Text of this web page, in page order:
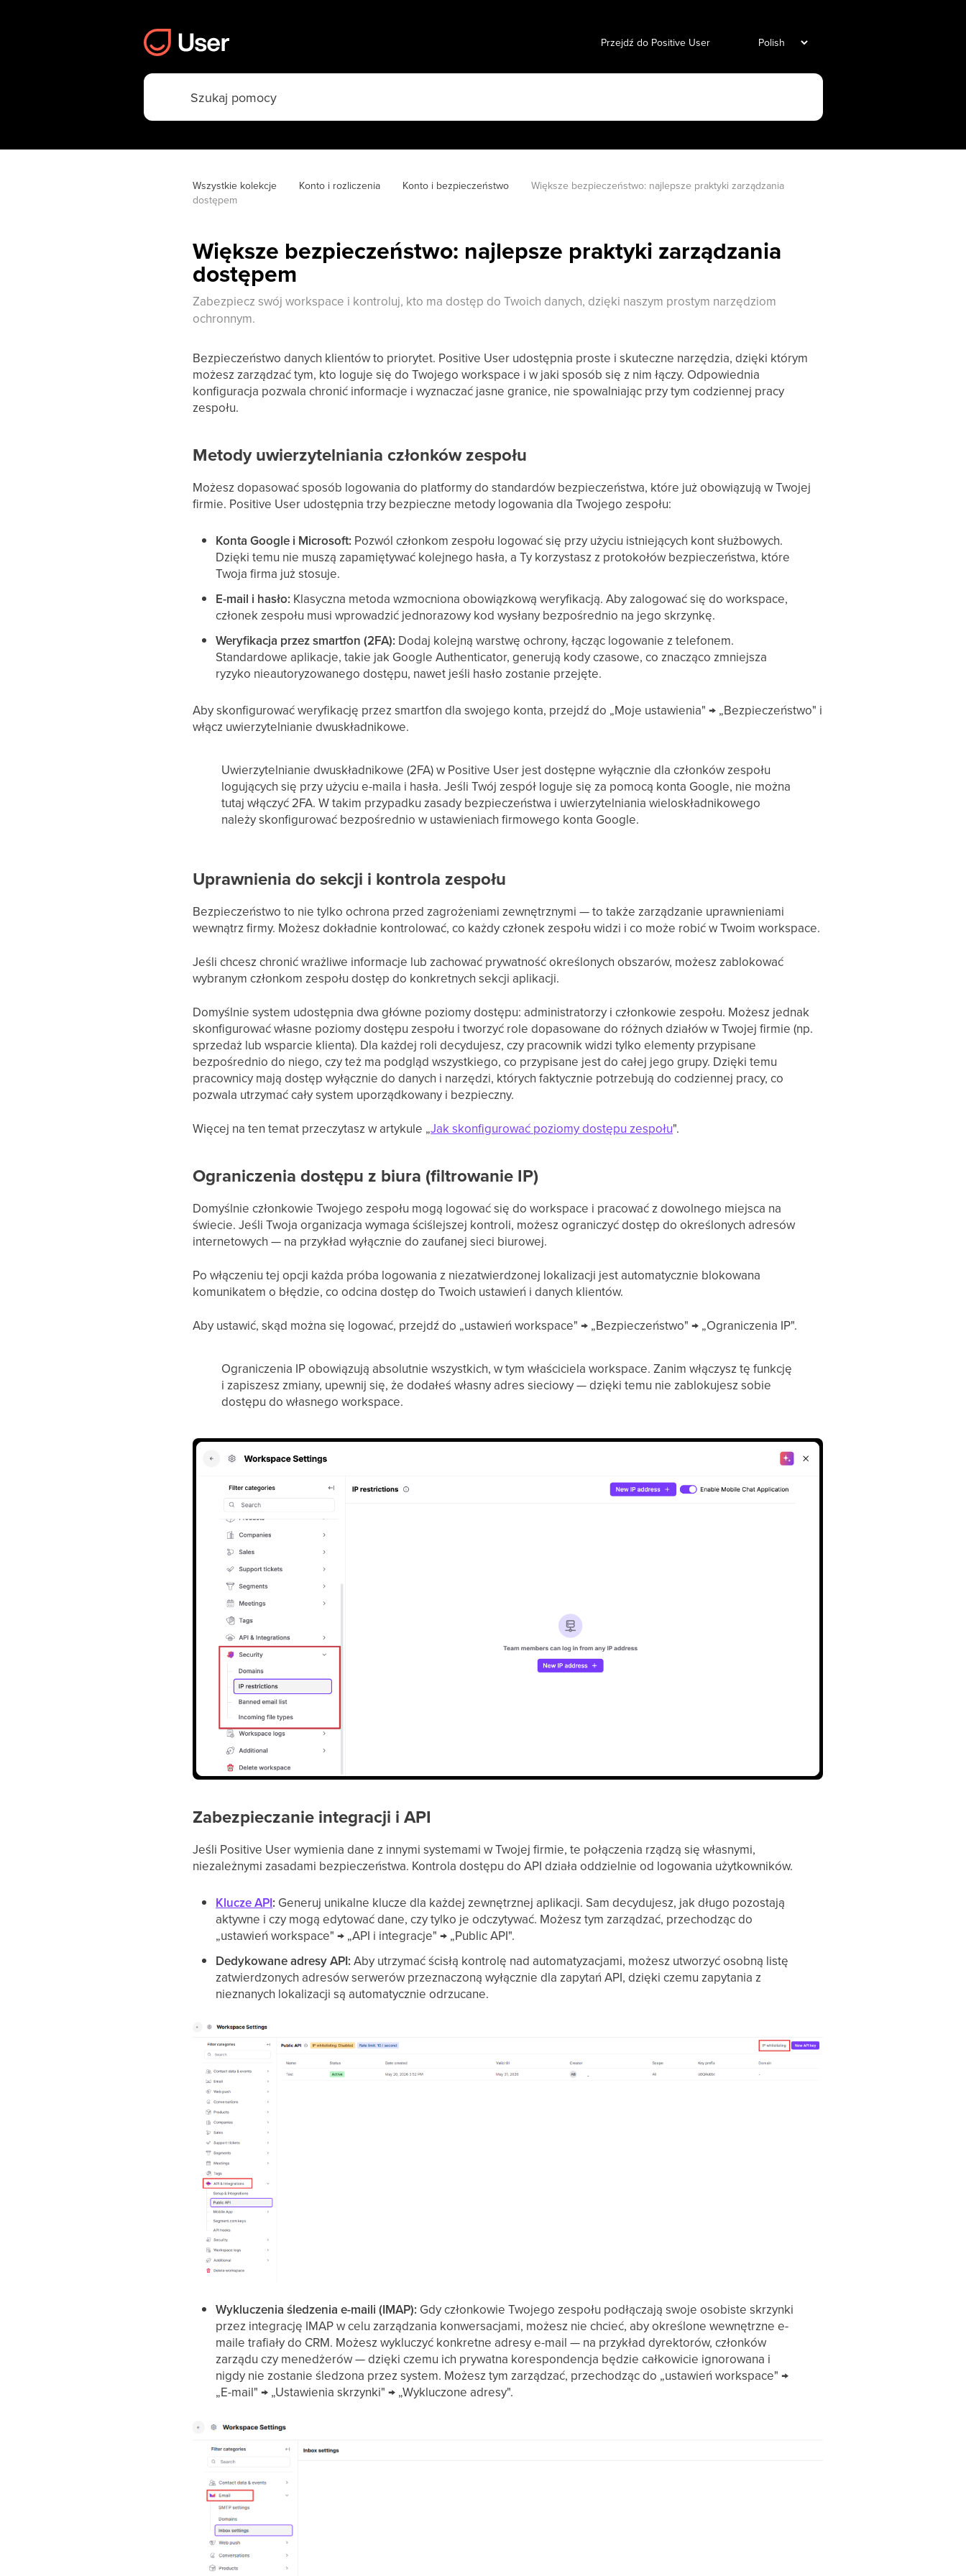
Przejdź do Positive User
Wszystkie kolekcje Konto i rozliczenia Konto i bezpieczeństwo
Większe bezpieczeństwo: najlepsze praktyki zarządzania
dostępem
Większe bezpieczeństwo: najlepsze praktyki zarządzania
dostępem
Zabezpiecz swój workspace i kontroluj, kto ma dostęp do Twoich danych, dzięki naszym prostym narzędziom
ochronnym.
Bezpieczeństwo danych klientów to priorytet. Positive User udostępnia proste i skuteczne narzędzia, dzięki którym
możesz zarządzać tym, kto loguje się do Twojego workspace i w jaki sposób się z nim łączy. Odpowiednia
konfiguracja pozwala chronić informacje i wyznaczać jasne granice, nie spowalniając przy tym codziennej pracy
zespołu.
Metody uwierzytelniania członków zespołu
Możesz dopasować sposób logowania do platformy do standardów bezpieczeństwa, które już obowiązują w Twojej
firmie. Positive User udostępnia trzy bezpieczne metody logowania dla Twojego zespołu:
Konta Google i Microsoft: Pozwól członkom zespołu logować się przy użyciu istniejących kont służbowych.
Dzięki temu nie muszą zapamiętywać kolejnego hasła, a Ty korzystasz z protokołów bezpieczeństwa, które
Twoja firma już stosuje.
E-mail i hasło: Klasyczna metoda wzmocniona obowiązkową weryfikacją. Aby zalogować się do workspace,
członek zespołu musi wprowadzić jednorazowy kod wysłany bezpośrednio na jego skrzynkę.
Weryfikacja przez smartfon (2FA): Dodaj kolejną warstwę ochrony, łącząc logowanie z telefonem.
Standardowe aplikacje, takie jak Google Authenticator, generują kody czasowe, co znacząco zmniejsza
ryzyko nieautoryzowanego dostępu, nawet jeśli hasło zostanie przejęte.
Aby skonfigurować weryfikację przez smartfon dla swojego konta, przejdź do „Moje ustawienia" → „Bezpieczeństwo" i
włącz uwierzytelnianie dwuskładnikowe.
Uwierzytelnianie dwuskładnikowe (2FA) w Positive User jest dostępne wyłącznie dla członków zespołu
logujących się przy użyciu e-maila i hasła. Jeśli Twój zespół loguje się za pomocą konta Google, nie można
tutaj włączyć 2FA. W takim przypadku zasady bezpieczeństwa i uwierzytelniania wieloskładnikowego
należy skonfigurować bezpośrednio w ustawieniach firmowego konta Google.
Uprawnienia do sekcji i kontrola zespołu
Bezpieczeństwo to nie tylko ochrona przed zagrożeniami zewnętrznymi — to także zarządzanie uprawnieniami
wewnątrz firmy. Możesz dokładnie kontrolować, co każdy członek zespołu widzi i co może robić w Twoim workspace.
Jeśli chcesz chronić wrażliwe informacje lub zachować prywatność określonych obszarów, możesz zablokować
wybranym członkom zespołu dostęp do konkretnych sekcji aplikacji.
Domyślnie system udostępnia dwa główne poziomy dostępu: administratorzy i członkowie zespołu. Możesz jednak
skonfigurować własne poziomy dostępu zespołu i tworzyć role dopasowane do różnych działów w Twojej firmie (np.
sprzedaż lub wsparcie klienta). Dla każdej roli decydujesz, czy pracownik widzi tylko elementy przypisane
bezpośrednio do niego, czy też ma podgląd wszystkiego, co przypisane jest do całej jego grupy. Dzięki temu
pracownicy mają dostęp wyłącznie do danych i narzędzi, których faktycznie potrzebują do codziennej pracy, co
pozwala utrzymać cały system uporządkowany i bezpieczny.
Więcej na ten temat przeczytasz w artykule „Jak skonfigurować poziomy dostępu zespołu".
Ograniczenia dostępu z biura (filtrowanie IP)
Domyślnie członkowie Twojego zespołu mogą logować się do workspace i pracować z dowolnego miejsca na
świecie. Jeśli Twoja organizacja wymaga ściślejszej kontroli, możesz ograniczyć dostęp do określonych adresów
internetowych — na przykład wyłącznie do zaufanej sieci biurowej.
Po włączeniu tej opcji każda próba logowania z niezatwierdzonej lokalizacji jest automatycznie blokowana
komunikatem o błędzie, co odcina dostęp do Twoich ustawień i danych klientów.
Aby ustawić, skąd można się logować, przejdź do „ustawień workspace" → „Bezpieczeństwo" → „Ograniczenia IP".
Ograniczenia IP obowiązują absolutnie wszystkich, w tym właściciela workspace. Zanim włączysz tę funkcję
i zapiszesz zmiany, upewnij się, że dodałeś własny adres sieciowy — dzięki temu nie zablokujesz sobie
dostępu do własnego workspace.
Zabezpieczanie integracji i API
Jeśli Positive User wymienia dane z innymi systemami w Twojej firmie, te połączenia rządzą się własnymi,
niezależnymi zasadami bezpieczeństwa. Kontrola dostępu do API działa oddzielnie od logowania użytkowników.
Klucze API: Generuj unikalne klucze dla każdej zewnętrznej aplikacji. Sam decydujesz, jak długo pozostają
aktywne i czy mogą edytować dane, czy tylko je odczytywać. Możesz tym zarządzać, przechodząc do
„ustawień workspace" → „API i integracje" → „Public API".
Dedykowane adresy API: Aby utrzymać ścisłą kontrolę nad automatyzacjami, możesz utworzyć osobną listę
zatwierdzonych adresów serwerów przeznaczoną wyłącznie dla zapytań API, dzięki czemu zapytania z
nieznanych lokalizacji są automatycznie odrzucane.
Wykluczenia śledzenia e-maili (IMAP): Gdy członkowie Twojego zespołu podłączają swoje osobiste skrzynki
przez integrację IMAP w celu zarządzania konwersacjami, możesz nie chcieć, aby określone wewnętrzne e-
maile trafiały do CRM. Możesz wykluczyć konkretne adresy e-mail — na przykład dyrektorów, członków
zarządu czy menedżerów — dzięki czemu ich prywatna korespondencja będzie całkowicie ignorowana i
nigdy nie zostanie śledzona przez system. Możesz tym zarządzać, przechodząc do „ustawień workspace" →
„E-mail" → „Ustawienia skrzynki" → „Wykluczone adresy".